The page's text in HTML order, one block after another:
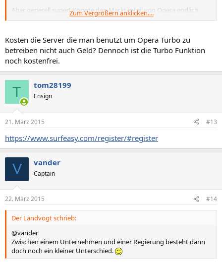
Aber generell super! Könnte den Marktanteil von Opera endlich
Zum Vergrößern anklicken....
Kosten die Server die man benutzt um Opera Turbo zu
betreiben nicht auch Geld? Dennoch ist die Turbo Funktion
noch kostenfrei.
T tom28199
Ensign
21. März 2015 #13
https://www.surfeasy.com/register/#register
V vander
Captain
22. März 2015 #14
Der Landvogt schrieb:
@vander
Zwischen einem Unternehmen und einer Regierung besteht dann
doch noch ein kleiner Unterschied.